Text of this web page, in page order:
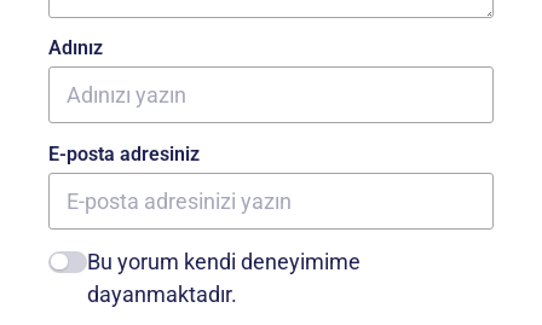
Adınız
E-posta adresiniz
Bu yorum kendi deneyimime
dayanmaktadır.